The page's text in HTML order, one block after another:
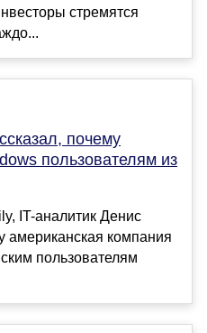
стремятся
почему
пользователям из
IT-аналитик Денис
американская компания
пользователям